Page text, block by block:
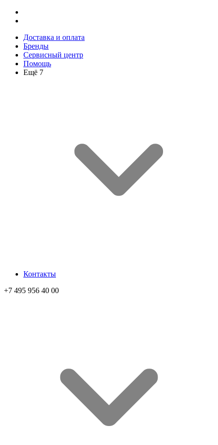
Доставка и оплата
Бренды
Сервисный центр
Помощь
Ещё 7
Контакты
+7 495 956 40 00